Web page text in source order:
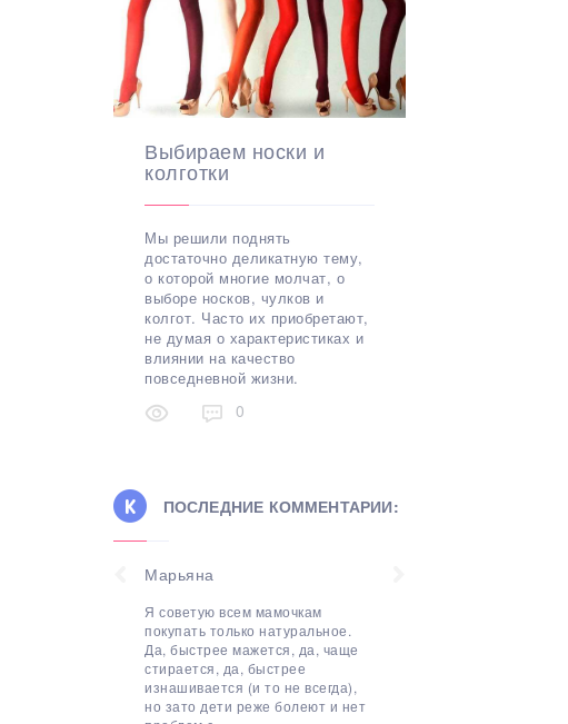
Выбираем носки и
колготки
Мы решили поднять
достаточно деликатную тему,
о которой многие молчат, о
выборе носков, чулков и
колгот. Часто их приобретают,
не думая о характеристиках и
влиянии на качество
повседневной жизни.
0
ПОСЛЕДНИЕ КОММЕНТАРИИ:
Инесса
Спасибо за информацию! Эта
процедура переходит в мытье
постельного белья обычным
методом. Для лучшего
избавления от пятна крови на
простыни стоит воспользоваться